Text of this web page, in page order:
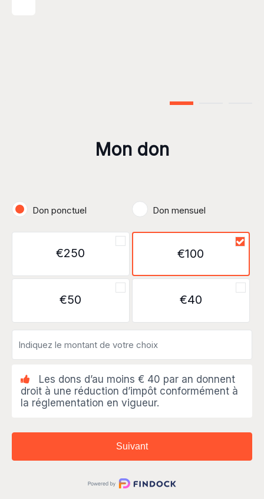
Step 1 of 3
Mon don
Don ponctuel Don mensuel
€250 €100
€50 €40
Les dons d’au moins € 40 par an donnent
droit à une réduction d’impôt conformément à
la réglementation en vigueur.